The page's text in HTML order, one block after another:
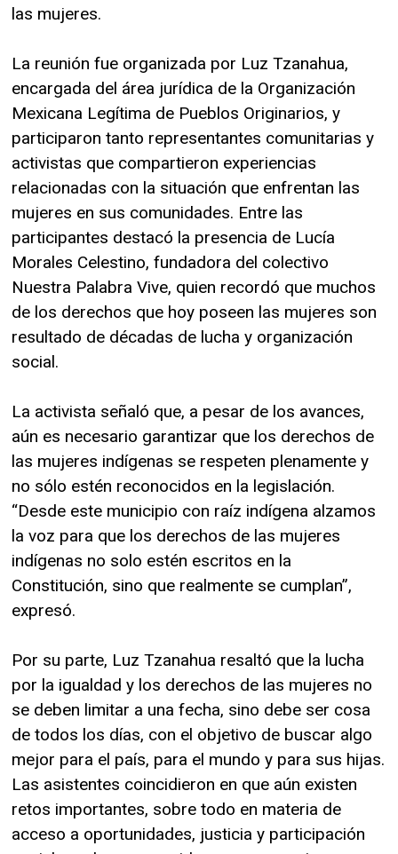
las mujeres.
La reunión fue organizada por Luz Tzanahua,
encargada del área jurídica de la Organización
Mexicana Legítima de Pueblos Originarios, y
participaron tanto representantes comunitarias y
activistas que compartieron experiencias
relacionadas con la situación que enfrentan las
mujeres en sus comunidades. Entre las
participantes destacó la presencia de Lucía
Morales Celestino, fundadora del colectivo
Nuestra Palabra Vive, quien recordó que muchos
de los derechos que hoy poseen las mujeres son
resultado de décadas de lucha y organización
social.
La activista señaló que, a pesar de los avances,
aún es necesario garantizar que los derechos de
las mujeres indígenas se respeten plenamente y
no sólo estén reconocidos en la legislación.
“Desde este municipio con raíz indígena alzamos
la voz para que los derechos de las mujeres
indígenas no solo estén escritos en la
Constitución, sino que realmente se cumplan”,
expresó.
Por su parte, Luz Tzanahua resaltó que la lucha
por la igualdad y los derechos de las mujeres no
se deben limitar a una fecha, sino debe ser cosa
de todos los días, con el objetivo de buscar algo
mejor para el país, para el mundo y para sus hijas.
Las asistentes coincidieron en que aún existen
retos importantes, sobre todo en materia de
acceso a oportunidades, justicia y participación